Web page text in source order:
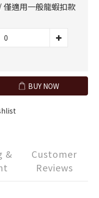
適用一般龍蝦扣款
BUY NOW
&
Customer
Reviews